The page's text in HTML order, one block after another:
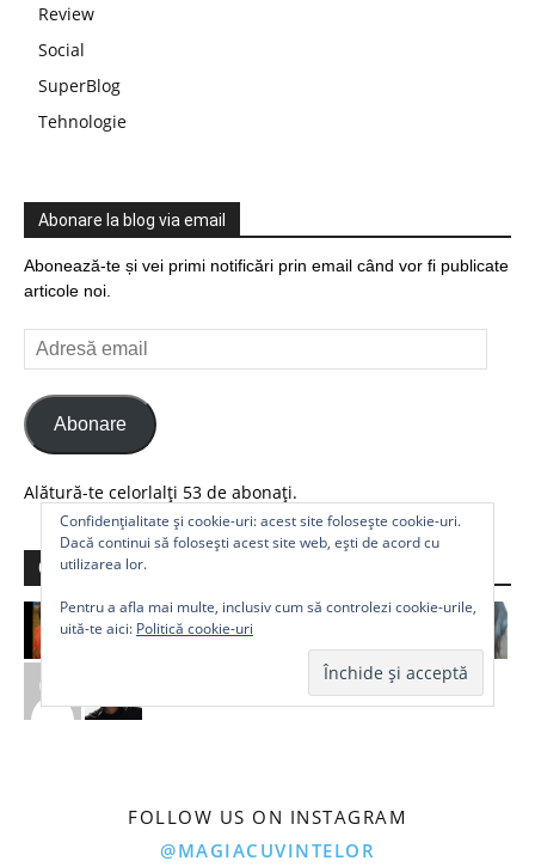
Review
Social
SuperBlog
Tehnologie
Abonare la blog via email
Abonează-te și vei primi notificări prin email când vor fi publicate
articole noi.
Adresă
email
Abonare
Alătură-te celorlalți 53 de abonați.
Comunitate
Confidențialitate și cookie-uri: acest site folosește cookie-uri.
Dacă continui să folosești acest site web, ești de acord cu
utilizarea lor.
Pentru a afla mai multe, inclusiv cum să controlezi cookie-urile,
uită-te aici: Politică cookie-uri
FOLLOW US ON INSTAGRAM
@MAGIACUVINTELOR